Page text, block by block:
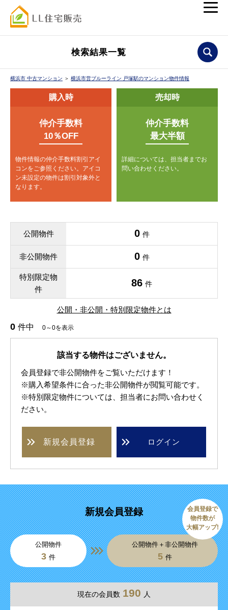
検索結果一覧
横浜市 中古マンション ＞ 横浜市営ブルーライン 戸塚駅のマンション物件情報
購入時
仲介手数料
10％OFF
物件情報の仲介手数料割引アイ
コンをご参照ください。 アイコ
ン未設定の物件は割引対象外と
なります。
売却時
仲介手数料
最大半額
詳細については、担当者までお
問い合わせください。
公開物件 0 件
非公開物件 0 件
特別限定物
件
86 件
公開・非公開・特別限定物件とは
0 件中 0～0を表示
該当する物件はございません。
会員登録で非公開物件をご覧いただけます！
※購入希望条件に合った非公開物件が閲覧可能です。
※特別限定物件については、担当者にお問い合わせく
ださい。
新規会員登録 ログイン
新規会員登録
公開物件
3 件
公開物件＋非公開物件
5 件
会員登録で
物件数が
大幅アップ!
現在の会員数 190 人